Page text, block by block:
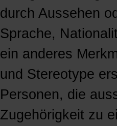
durch Aussehen
Sprache,
ein anderes
und Stereotype
Personen, die
Zugehörigkeit zu